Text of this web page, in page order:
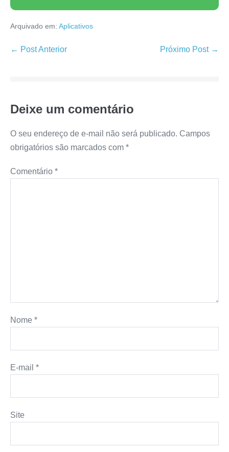
Arquivado em: Aplicativos
Navegação
← Post Anterior Próximo Post →
Deixe um comentário
O seu endereço de e-mail não será publicado. Campos
obrigatórios são marcados com *
Comentário *
Nome *
E-mail *
Site